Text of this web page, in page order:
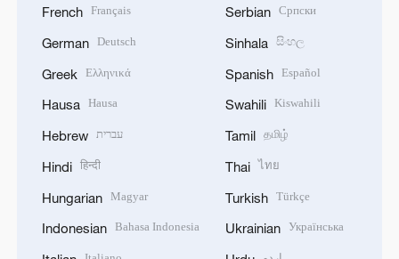
French Français
German Deutsch
Greek Ελληνικά
Hausa Hausa
Hebrew עברית
Hindi हिन्दी
Hungarian Magyar
Indonesian Bahasa Indonesia
Serbian Српски
Sinhala සිංහල
Spanish Español
Swahili Kiswahili
Tamil தமிழ்
Thai ไทย
Turkish Türkçe
Ukrainian Українська